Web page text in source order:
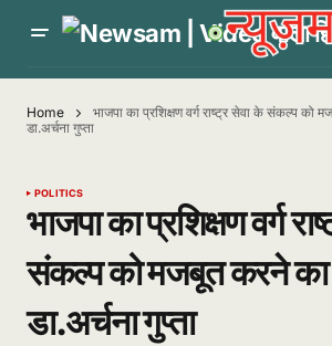
Home
भाजपा का प्रशिक्षण वर्ग राष्ट्र सेवा के संकल्प को
डा.अर्चना गुप्ता
POLITICS
भाजपा का प्रशिक्षण वर्ग
संकल्प को मजबूत करने का
डा.अर्चना गुप्ता